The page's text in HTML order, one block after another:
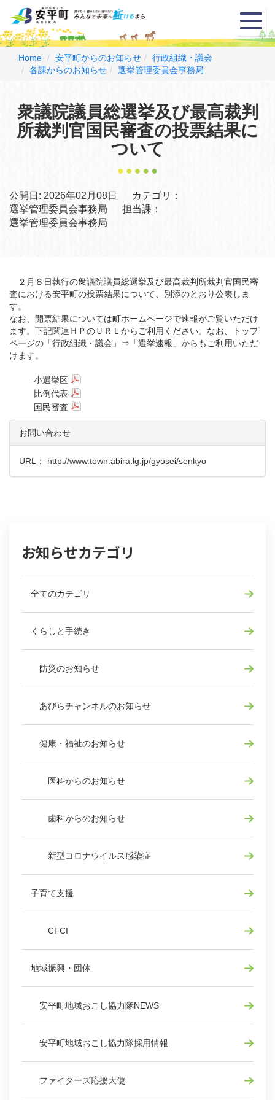
メ
ニ
ュ
Home 安平町からのお知らせ
行政組織・議会
各課からのお知らせ
選挙管理委員会事務局
衆議院議員総選挙及び最高裁判
所裁判官国民審査の投票結果に
ついて
公開日: 2026年02月08日
カテゴリ：
選挙管理委員会事務局
担当課：
選挙管理委員会事務局
２月８日執行の衆議院議員総選挙及び最高裁判所裁判官国民審
査における安平町の投票結果について、別添のとおり公表しま
す。
なお、開票結果については町ホームページで速報がご覧いただけ
ます。下記関連ＨＰのＵＲＬからご利用ください。なお、トップ
ページの「行政組織・議会」⇒「選挙速報」からもご利用いただ
けます。
小選挙区
比例代表
国民審査
お問い合わせ
URL： http://www.town.abira.lg.jp/gyosei/senkyo
お知らせカテゴリ
全てのカテゴリ
くらしと手続き
防災のお知らせ
あびらチャンネルのお知らせ
健康・福祉のお知らせ
医科からのお知らせ
歯科からのお知らせ
新型コロナウイルス感染症
子育て支援
CFCI
地域振興・団体
安平町地域おこし協力隊NEWS
安平町地域おこし協力隊採用情報
ファイターズ応援大使